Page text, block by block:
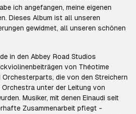
ich angefangen, meine eigenen
Dieses Album ist all unseren
gewidmet, all unseren schönen
in den Abbey Road Studios
von Théotime
die von den Streichern
unter der Leitung von
Musiker, mit denen Einaudi seit
Zusammenarbeit pflegt -